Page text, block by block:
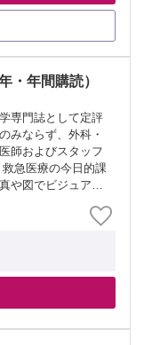
・年間購読）
専門誌として定評
みならず、外科・
師およびスタッフ
急医療の今日的課
や図でビジュアル
号） 救急コースガイ
年2月...